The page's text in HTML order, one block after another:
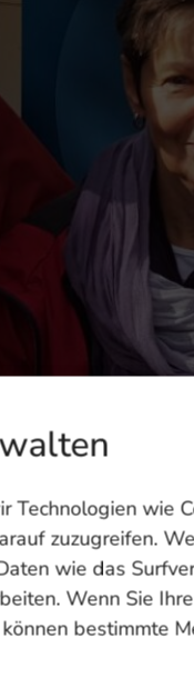
Technologien wie
zuzugreifen.
wie das
Wenn Sie Ihre
bestimmte